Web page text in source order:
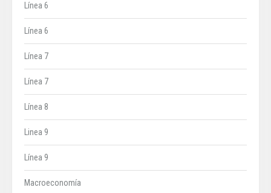
Línea 6
Línea 6
Línea 7
Línea 7
Línea 8
Linea 9
Línea 9
Macroeconomía